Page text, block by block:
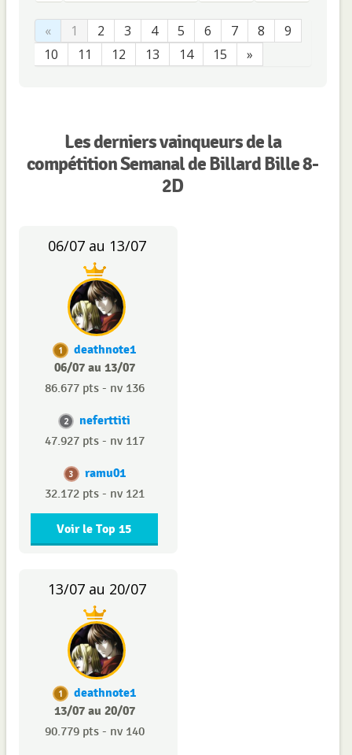
« 1 2 3 4 5 6 7 8
9
10
11 12 13 14 15 »
Les derniers vainqueurs de la
compétition Semanal de Billard Bille 8-
2D
06/07 au 13/07
1
deathnote1
06/07 au 13/07
86.677 pts - nv 136
2 neferttiti
47.927 pts - nv 117
3 ramu01
32.172 pts - nv 121
Voir le Top 15
13/07 au 20/07
1
deathnote1
13/07 au 20/07
90.779 pts - nv 140